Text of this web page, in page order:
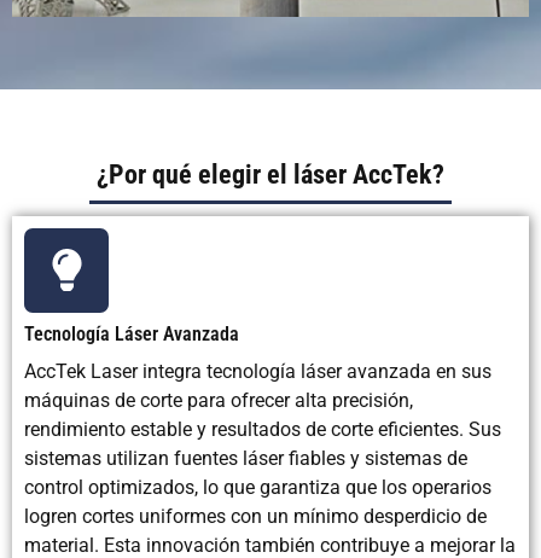
¿Por qué elegir el láser AccTek?
Tecnología Láser Avanzada
AccTek Laser integra tecnología láser avanzada en sus
máquinas de corte para ofrecer alta precisión,
rendimiento estable y resultados de corte eficientes. Sus
sistemas utilizan fuentes láser fiables y sistemas de
control optimizados, lo que garantiza que los operarios
logren cortes uniformes con un mínimo desperdicio de
material. Esta innovación también contribuye a mejorar la